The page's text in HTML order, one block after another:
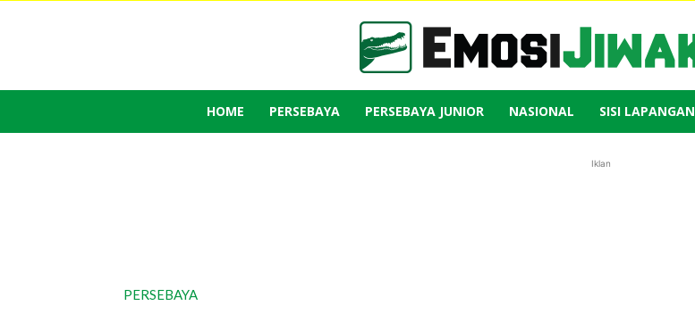
Emosi
HOME PERSEBAYA PERSEBAYA JUNIOR NASIONAL SISI LAPANGAN
Iklan
PERSEBAYA